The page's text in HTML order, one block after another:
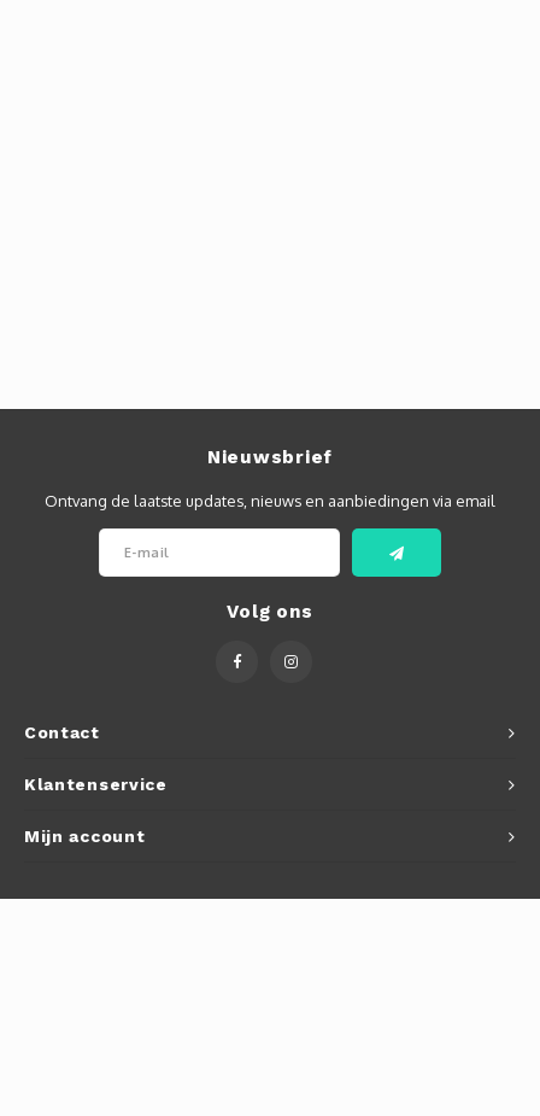
Contact
Nieuwsbrief
Ontvang de laatste updates, nieuws en aanbiedingen via email
Volg ons
Klantenservice
Mijn account